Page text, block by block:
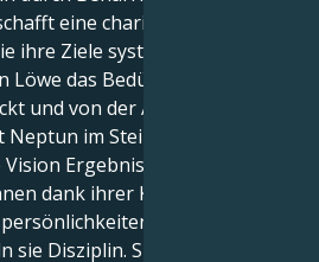
eine charismatisch
ihre Ziele systematisch
das Bedürfnis nach der
und von der Anerkennung
im Steinbock die
Ergebnisse zu erzielen.
dank ihrer Kreativität leicht
werden, und
Disziplin. Sie können